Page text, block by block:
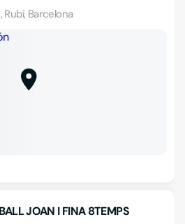
Rubí, Barcelona
JOAN I FINA 8TEMPS